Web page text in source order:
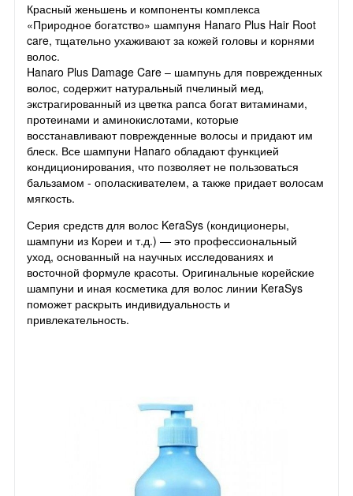
Красный женьшень и компоненты комплекса
«Природное богатство» шампуня Hanaro Plus Hair Root
care, тщательно ухаживают за кожей головы и корнями
волос.
Hanaro Plus Damage Care – шампунь для поврежденных
волос, содержит натуральный пчелиный мед,
экстрагированный из цветка рапса богат витаминами,
протеинами и аминокислотами, которые
восстанавливают поврежденные волосы и придают им
блеск. Все шампуни Hanaro обладают функцией
кондиционирования, что позволяет не пользоваться
бальзамом - ополаскивателем, а также придает волосам
мягкость.
Серия средств для волос KeraSys (кондиционеры,
шампуни из Кореи и т.д.) — это профессиональный
уход, основанный на научных исследованиях и
восточной формуле красоты. Оригинальные корейские
шампуни и иная косметика для волос линии KeraSys
поможет раскрыть индивидуальность и
привлекательность.